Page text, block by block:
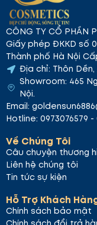
CÔNG TY CỔ PHẦN
Giấy phép ĐKKD số
Thành phố Hà Nội
Địa chỉ: Thôn
Showroom: 465
Nội.
Email:
Hotline: 0973076579 -
Về Chúng Tôi
Câu chuyện thương
Liên hệ chúng tôi
Tin tức sự kiện
Hỗ Trợ Khách
Chính sách bảo mật